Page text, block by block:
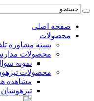
صفحه اصلی
محصولات
بسته مشاوره
محصولات
نمونه
محصولات
مشاهده